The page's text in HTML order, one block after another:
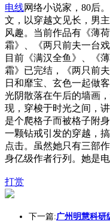
电线网络小说家，80后
文，以穿越文见长，男
风趣。当前作品有《薄
霜》、《两只前夫一台
目前《满汉全鱼》、《
霜》已完结，《两只前
日和靡宝、玄色一起做
光阴散落在午后的墙画
现，穿梭于时光之间，
是个爬格子而被格子附
一颗钻戒引发的穿越，
点击。虽然她只有三部
身亿级作者行列。她是
打赏
下一篇:广州明慧科研